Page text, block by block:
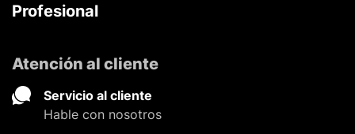
Profesional
Atención al cliente
Servicio al cliente
Hable con nosotros